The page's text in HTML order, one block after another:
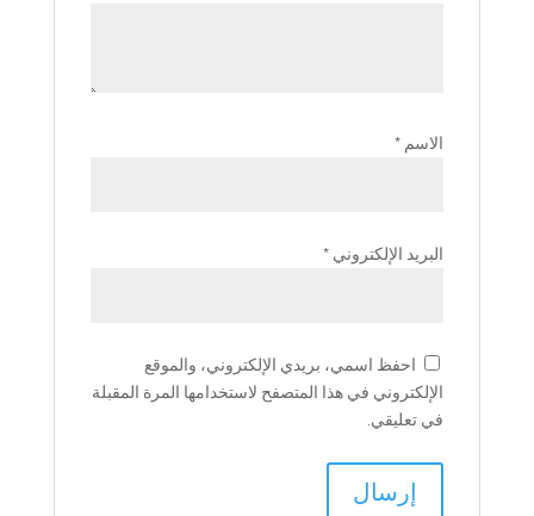
الاسم*
البريد الإلكتروني*
احفظ اسمي، بريدي الإلكتروني، والموقع
الإلكتروني في هذا المتصفح لاستخدامها المرة المقبلة
في تعليقي.